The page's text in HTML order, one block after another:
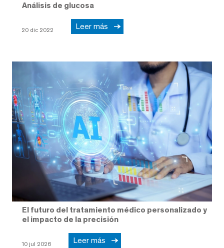
Análisis de glucosa
20 dic 2022 Leer más
El futuro del tratamiento médico personalizado y
el impacto de la precisión
10 jul 2026 Leer más